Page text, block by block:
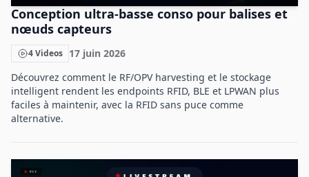
Conception ultra-basse conso pour balises et
nœuds capteurs
4 Videos 17 juin 2026
Découvrez comment le RF/OPV harvesting et le stockage
intelligent rendent les endpoints RFID, BLE et LPWAN plus
faciles à maintenir, avec la RFID sans puce comme
alternative.